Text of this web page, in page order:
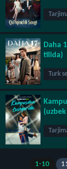
Daha
tilida)
Turk
1-10